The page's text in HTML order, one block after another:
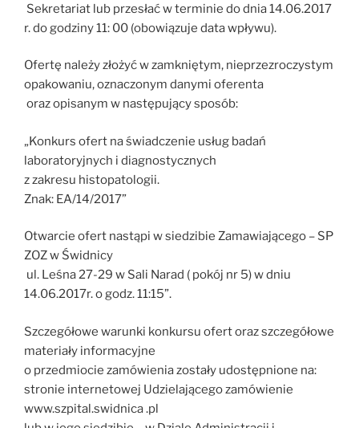
Sekretariat lub przesłać w terminie do dnia 14.06.2017
r. do godziny 11: 00 (obowiązuje data wpływu).
Ofertę należy złożyć w zamkniętym, nieprzezroczystym
opakowaniu, oznaczonym danymi oferenta
oraz opisanym w następujący sposób:
„Konkurs ofert na świadczenie usług badań
laboratoryjnych i diagnostycznych
z zakresu histopatologii.
Znak: EA/14/2017”
Otwarcie ofert nastąpi w siedzibie Zamawiającego – SP
ZOZ w Świdnicy
ul. Leśna 27-29 w Sali Narad ( pokój nr 5) w dniu
14.06.2017r. o godz. 11:15”.
Szczegółowe warunki konkursu ofert oraz szczegółowe
materiały informacyjne
o przedmiocie zamówienia zostały udostępnione na:
stronie internetowej Udzielającego zamówienie
www.szpital.swidnica .pl